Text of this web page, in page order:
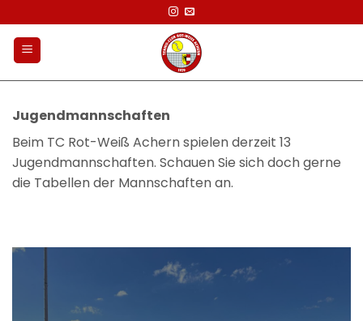
Inhalt
springen
Jugendmannschaften
Beim TC Rot-Weiß Achern spielen derzeit 13
Jugendmannschaften. Schauen Sie sich doch gerne
die Tabellen der Mannschaften an.